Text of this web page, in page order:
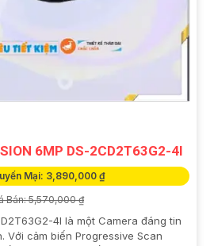
6MP DS-2CD2T63G2-4I
Mại: 3,890,000 ₫
Bán: 5,570,000 ₫
4I là một Camera đáng tin
Với cảm biến Progressive Scan